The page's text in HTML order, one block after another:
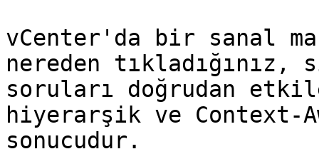
vCenter'da bir sanal
nereden tıkladığınız,
soruları doğrudan
hiyerarşik ve Context-
sonucudur.